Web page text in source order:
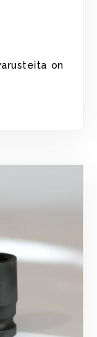
on